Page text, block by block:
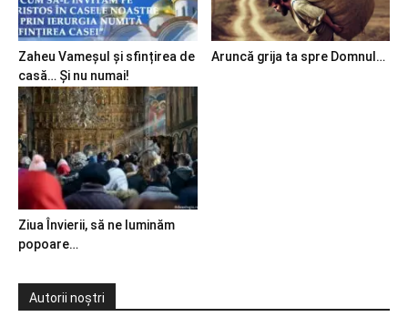
Zaheu Vameșul și sfințirea de
casă… Și nu numai!
Aruncă grija ta spre Domnul…
Ziua Învierii, să ne luminăm
popoare…
Autorii noștri